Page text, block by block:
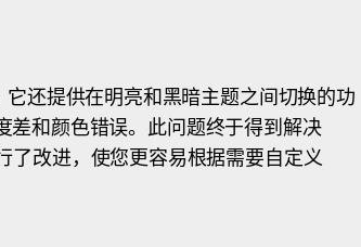
还提供在明亮和黑暗主题之间切换的功
差和颜色错误。此问题终于得到解决
了改进，使您更容易根据需要自定义